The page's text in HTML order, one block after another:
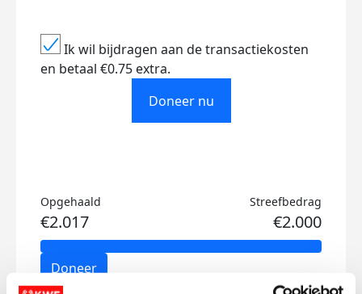
Ik wil bijdragen aan de transactiekosten
en betaal €0.75 extra.
Doneer nu
Opgehaald
€2.017
Streefbedrag
€2.000
Doneer